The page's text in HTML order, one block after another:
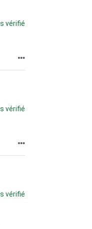
vérifié
vérifié
vérifié